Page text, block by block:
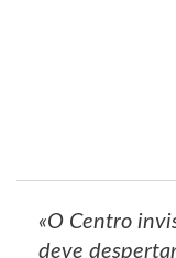
«O Centro
deve